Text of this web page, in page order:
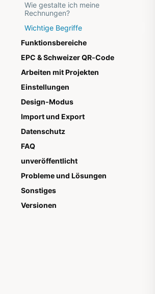
Wie gestalte ich meine
Rechnungen?
Wichtige Begriffe
Funktionsbereiche
EPC & Schweizer QR-Code
Arbeiten mit Projekten
Einstellungen
Design-Modus
Import und Export
Datenschutz
FAQ
unveröffentlicht
Probleme und Lösungen
Sonstiges
Versionen